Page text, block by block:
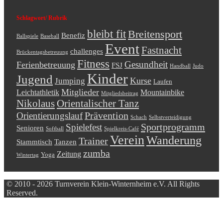
Schlagwort/ Rubrik
Ballspiele Baseball Benefiz bleibt fitBreitensport
Brückentagsbetreuung challenges EventFastnacht
Ferienbetreuung Fitness FSJ Gesundheit Handball Judo
Jugend Jumping Kinder Kurse Laufen
Leichtathletik Mitglieder Mitgliedsbeitrag Mountainbike
Nikolaus Orientalischer Tanz
OrientierungslaufPrävention Schach Selbstverteidigung
Senioren Softball Spielefest Spielkreis-Café Sportprogramm
Stammtisch Tanzen TrainerVereinWanderung
Wintertag Yoga Zeitung zumba
© 2010 - 2026 Turnverein Klein-Winternheim e.V. All Rights
Reserved.